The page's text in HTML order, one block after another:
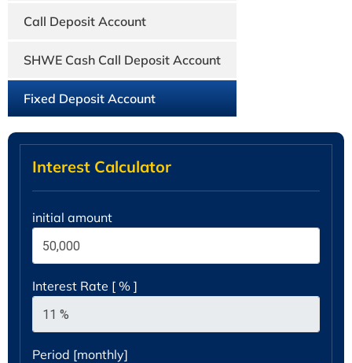
Call Deposit Account
SHWE Cash Call Deposit Account
Fixed Deposit Account
Interest Calculator
initial amount
Interest Rate [ % ]
Period [monthly]